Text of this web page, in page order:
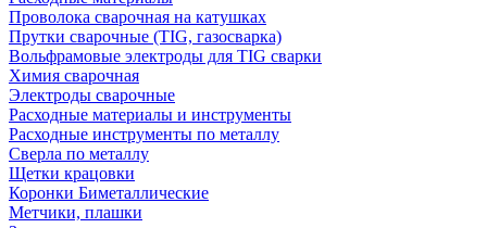
Проволока сварочная на катушках
Прутки сварочные (TIG, газосварка)
Вольфрамовые электроды для TIG сварки
Химия сварочная
Электроды сварочные
Расходные материалы и инструменты
Расходные инструменты по металлу
Сверла по металлу
Щетки крацовки
Коронки Биметаллические
Метчики, плашки